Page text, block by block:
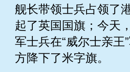
舰长带领士兵占领了
起了英国国旗；今天
军士兵在“威尔士亲王
方降下了米字旗。